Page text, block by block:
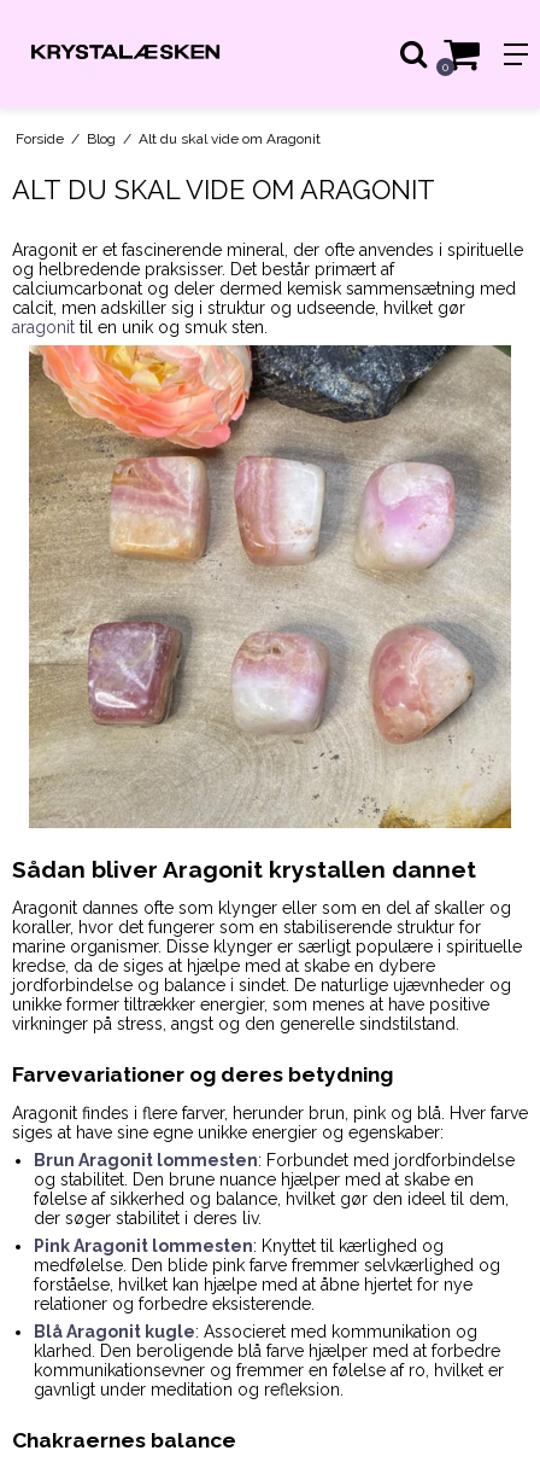
0
Forside / Blog / Alt du skal vide om Aragonit
ALT DU SKAL VIDE OM ARAGONIT
Aragonit er et fascinerende mineral, der ofte anvendes i spirituelle
og helbredende praksisser. Det består primært af
calciumcarbonat og deler dermed kemisk sammensætning med
calcit, men adskiller sig i struktur og udseende, hvilket gør
aragonit til en unik og smuk sten.
Sådan bliver Aragonit krystallen dannet
Aragonit dannes ofte som klynger eller som en del af skaller og
koraller, hvor det fungerer som en stabiliserende struktur for
marine organismer. Disse klynger er særligt populære i spirituelle
kredse, da de siges at hjælpe med at skabe en dybere
jordforbindelse og balance i sindet. De naturlige ujævnheder og
unikke former tiltrækker energier, som menes at have positive
virkninger på stress, angst og den generelle sindstilstand.
Farvevariationer og deres betydning
Aragonit findes i flere farver, herunder brun, pink og blå. Hver farve
siges at have sine egne unikke energier og egenskaber:
Brun Aragonit lommesten: Forbundet med jordforbindelse
og stabilitet. Den brune nuance hjælper med at skabe en
følelse af sikkerhed og balance, hvilket gør den ideel til dem,
der søger stabilitet i deres liv.
Pink Aragonit lommesten: Knyttet til kærlighed og
medfølelse. Den blide pink farve fremmer selvkærlighed og
forståelse, hvilket kan hjælpe med at åbne hjertet for nye
relationer og forbedre eksisterende.
Blå Aragonit kugle: Associeret med kommunikation og
klarhed. Den beroligende blå farve hjælper med at forbedre
kommunikationsevner og fremmer en følelse af ro, hvilket er
gavnligt under meditation og refleksion.
Chakraernes balance